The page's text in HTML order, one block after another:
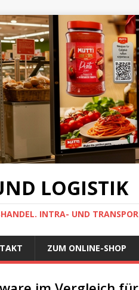
LOGISTIK
INTRA- UND
ZUM ONLINE-SHOP